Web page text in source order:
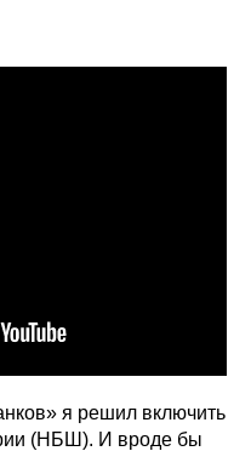
я решил включить
(НБШ). И вроде бы